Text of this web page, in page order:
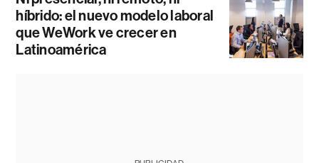
híbrido: el nuevo modelo laboral
que WeWork ve crecer en
Latinoamérica